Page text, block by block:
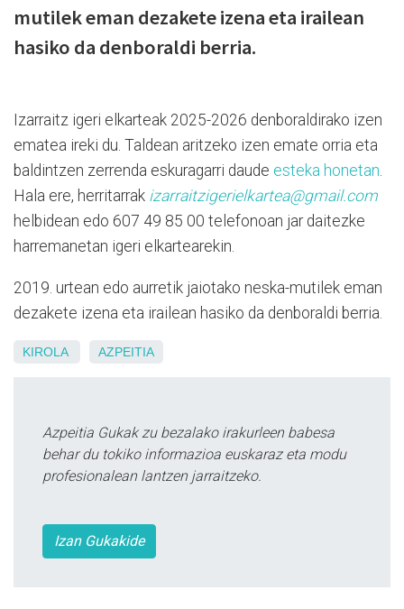
mutilek eman dezakete izena eta irailean
hasiko da denboraldi berria.
Izarraitz igeri elkarteak 2025-2026 denboraldirako izen
ematea ireki du. Taldean aritzeko izen emate orria eta
baldintzen zerrenda eskuragarri daude esteka honetan.
Hala ere, herritarrak izarraitzigerielkartea@gmail.com
helbidean edo 607 49 85 00 telefonoan jar daitezke
harremanetan igeri elkartearekin.
2019. urtean edo aurretik jaiotako neska-mutilek eman
dezakete izena eta irailean hasiko da denboraldi berria.
KIROLA AZPEITIA
Azpeitia Gukak zu bezalako irakurleen babesa
behar du tokiko informazioa euskaraz eta modu
profesionalean lantzen jarraitzeko.
Izan Gukakide